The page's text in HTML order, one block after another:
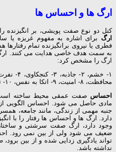
ارگ ها و احساس ها
کتل دو نوع صفت پویشی، بر انگیزنده
ارگ برای اشاره به مفهوم غریزه یا
فطری یا نیروی برانگیزنده تمام رفتارها
ارگ را مشخص کرد:
محافظت، ۸- امنیت، ۹- اتکا به نفس، ۱۰- تسلیم کردن خود، ۱۱- میل جنسی.
احساس صفت عمقی محیط ساخته است،
مادی حاصل می شود. احساس الگویی
جنبه مهمی از زندگی، مانند جامعه،
دارد. ارگ ها و احساس ها رفتار را با
وجود دارد، ارگ صفت سرشتی و
ضعیف می شود ولی از بین نمی رود.
تواند یادگیری زدایی شده و از بین
نداشته باشد.